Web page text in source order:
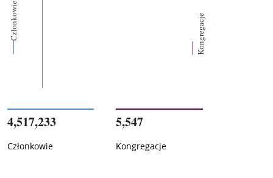
Członkowie Kongregacje
4,517,233
Członkowie
5,547
Kongregacje